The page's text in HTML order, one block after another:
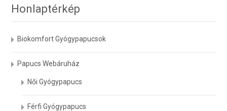
A
változatok
termékoldalon
választhatók
ki
Honlaptérkép
Biokomfort Gyógypapucsok
Papucs Webáruház
Női Gyógypapucs
Férfi Gyógypapucs